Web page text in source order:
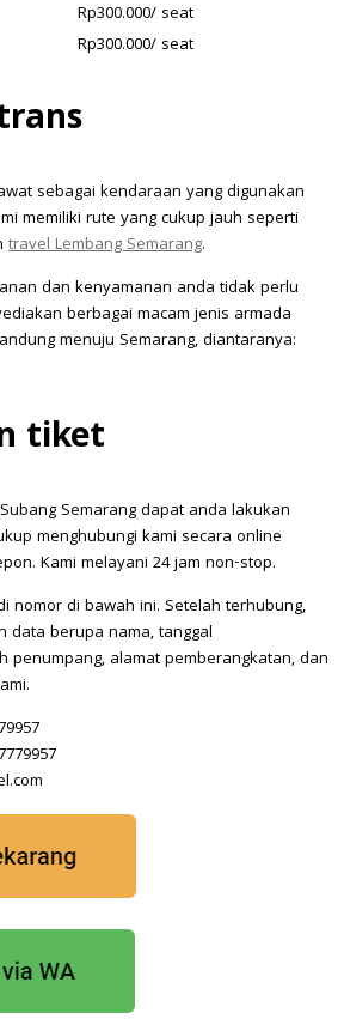
Rp300.000/ seat
Rp300.000/ seat
sebagai kendaraan yang digunakan
memiliki rute yang cukup jauh seperti
travel Lembang Semarang.
dan kenyamanan anda tidak perlu
berbagai macam jenis armada
menuju Semarang, diantaranya:
tiket
Semarang dapat anda lakukan
menghubungi kami secara online
Kami melayani 24 jam non-stop.
nomor di bawah ini. Setelah terhubung,
data berupa nama, tanggal
penumpang, alamat pemberangkatan, dan